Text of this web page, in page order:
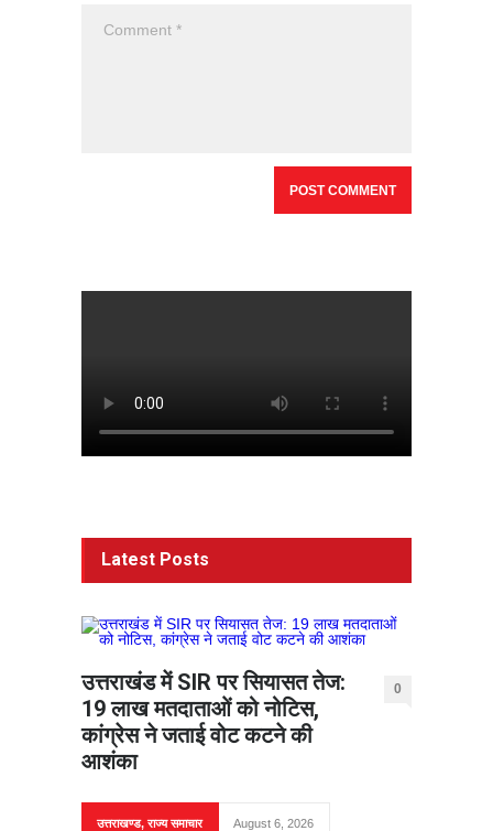
Latest Posts
उत्तराखंड में SIR पर सियासत तेज:
19 लाख मतदाताओं को नोटिस,
कांग्रेस ने जताई वोट कटने की
आशंका
0
उत्तराखण्ड,राज्य समाचार August 6, 2026